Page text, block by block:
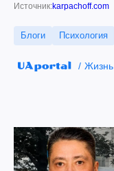
Источник:karpachoff.com
Блоги Психология
Жизнь